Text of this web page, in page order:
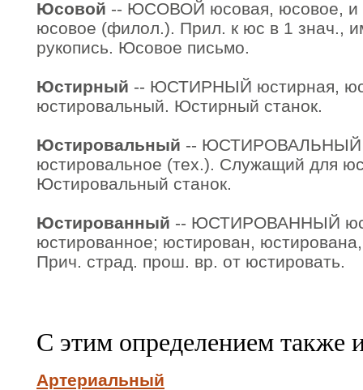
Юсовой -- ЮСОВОЙ юсовая, юсовое,
юсовое (филол.). Прил. к юс в 1 знач.,
рукопись. Юсовое письмо.
Юстирный -- ЮСТИРНЫЙ юстирная,
юстировальный. Юстирный станок.
Юстировальный -- ЮСТИРОВАЛЬНЫЙ
юстировальное (тех.). Служащий для
Юстировальный станок.
Юстированный -- ЮСТИРОВАННЫЙ
юстированное; юстирован,
Прич. страд. прош. вр. от юстировать.
С этим определением также
Артериальный